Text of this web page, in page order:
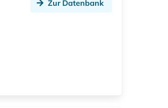
Zur Datenbank